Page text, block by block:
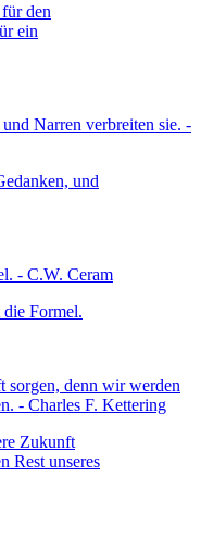
den
ein
und
Formel.
Zukunft
Rest unseres